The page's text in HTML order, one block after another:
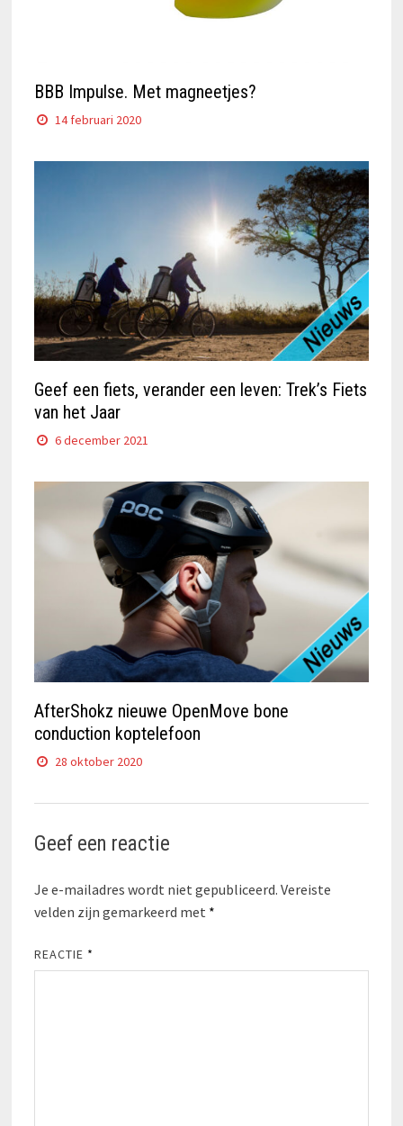
BBB Impulse. Met magneetjes?
14 februari 2020
Geef een fiets, verander een leven: Trek’s Fiets
van het Jaar
6 december 2021
AfterShokz nieuwe OpenMove bone
conduction koptelefoon
28 oktober 2020
Geef een reactie
Je e-mailadres wordt niet gepubliceerd. Vereiste
velden zijn gemarkeerd met *
REACTIE *